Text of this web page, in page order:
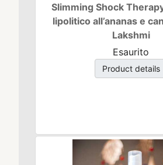
Slimming Shock
lipolitico all’ananas e
Lakshmi
Esaurito
Product details